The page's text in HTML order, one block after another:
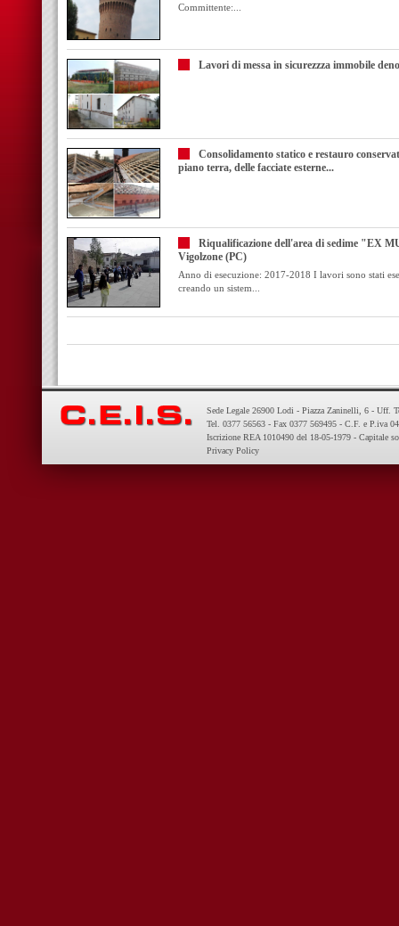
Committente:...
Lavori di messa in sicurezzza immobile
Consolidamento statico e restauro
piano terra, delle facciate esterne...
Riqualificazione dell'area di sedime "EX
Vigolzone (PC)
Anno di esecuzione: 2017-2018 I lavori sono stati
creando un sistem...
Sede Legale 26900 Lodi - Piazza Zaninelli, 6 - Uff.
Tel. 0377 56563 - Fax 0377 569495 - C.F. e P.iva
Iscrizione REA 1010490 del 18-05-1979 - Capitale
Privacy Policy